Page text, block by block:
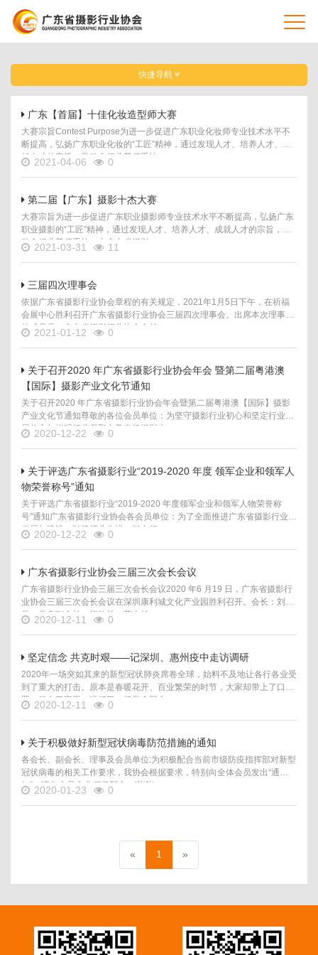
快捷导航
广东【首届】十佳化妆造型师大赛
大赛宗旨Contest Purpose为进一步促进广东职业化妆师专业技术水平不
断提高，弘扬广东职业化妆的“工匠”精神，通过发现人才、培养人才、成
就人才的宗旨，带动全行业尊师重技...
2021-04-06 0
第二届【广东】摄影十杰大赛
大赛宗旨为进一步促进广东职业摄影师专业技术水平不断提高，弘扬广东
职业摄影的“工匠”精神，通过发现人才、培养人才、成就人才的宗旨，带
动全行业尊师重技。由广东省摄影...
2021-03-31 11
三届四次理事会
依据广东省摄影行业协会章程的有关规定，2021年1月5日下午，在祈福
会展中心胜利召开广东省摄影行业协会三届四次理事会。出席本次理事会
的成员是：广东省摄影行业协会会长、...
2021-01-12 0
关于召开2020 年广东省摄影行业协会年会 暨第二届粤港澳
【国际】摄影产业文化节通知
关于召开2020 年广东省摄影行业协会年会暨第二届粤港澳【国际】摄影
产业文化节通知尊敬的各位会员单位：为坚守摄影行业初心和坚定行业发
展信心与增强行业凝聚力及发扬摄影人...
2020-12-22 0
关于评选广东省摄影行业“2019-2020 年度 领军企业和领军人
物荣誉称号”通知
关于评选广东省摄影行业“2019-2020 年度领军企业和领军人物荣誉称
号”通知广东省摄影行业协会各会员单位：为了全面推进广东省摄影行业的
发展与建设，弘扬行业先进，树立行...
2020-12-22 0
广东省摄影行业协会三届三次会长会议
广东省摄影行业协会三届三次会长会议2020 年6 月19 日，广东省摄影行
业协会三届三次会长会议在深圳康利城文化产业园胜利召开。会长：刘惠
昌，常务副会长：祝乾松、蔡志雄、...
2020-12-11 0
坚定信念 共克时艰——记深圳、惠州疫中走访调研
2020年一场突如其来的新型冠状肺炎席卷全球，始料不及地让各行各业受
到了重大的打击。原本是春暖花开、百业繁荣的时节，大家却带上了口
罩，躲在了家里，进行了一场举全国之...
2020-12-11 0
关于积极做好新型冠状病毒防范措施的通知
各会长、副会长、理事及会员单位:为积极配合当前市级防疫指挥部对新型
冠状病毒的相关工作要求，我协会根据要求，特别向全体会员发出“通
知”，请各会员企业积极配合，谢谢!...
2020-01-23 0
« 1 »